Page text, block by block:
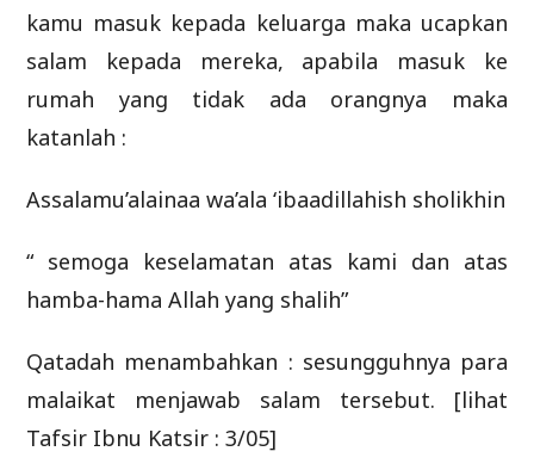
kamu masuk kepada keluarga maka ucapkan
salam kepada mereka, apabila masuk ke
rumah yang tidak ada orangnya maka
katanlah :
Assalamu’alainaa wa’ala ‘ibaadillahish sholikhin
“ semoga keselamatan atas kami dan atas
hamba-hama Allah yang shalih”
Qatadah menambahkan : sesungguhnya para
malaikat menjawab salam tersebut. [lihat
Tafsir Ibnu Katsir : 3/05]